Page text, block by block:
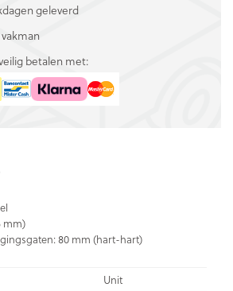
geleverd
betalen met:
mm)
80 mm (hart-hart)
Unit